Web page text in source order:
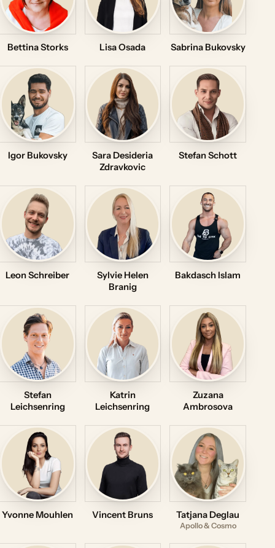
Bettina Storks Lisa Osada Sabrina Bukovsky
Igor Bukovsky
Sara Desideria
Zdravkovic
Stefan Schott
Leon Schreiber
Sylvie Helen
Branig
Bakdasch Islam
Stefan
Leichsenring
Katrin
Leichsenring
Zuzana
Ambrosova
Yvonne Mouhlen Vincent Bruns Tatjana Deglau
Apollo & Cosmo